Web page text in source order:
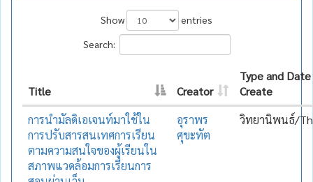
Show
entries
Search:
Title Creator
Type and Date
Create
การนำมัลดิเอเจนท์มาใช้ใน
การปรับสารสนเทศการเรียน
ตามความสนใจของผู้เรียนใน
สภาพแวดล้อมการเรียนการ
อุราพร
ศุขะทัต
วิทยานิพนธ์/